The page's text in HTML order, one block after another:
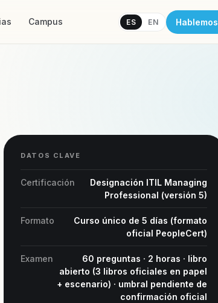
Campus ES EN Hablemos
DATOS CLAVE
Certificación
Designación ITIL Managing
Professional (versión 5)
Formato
Curso único de 5 días (formato
oficial PeopleCert)
Examen
60 preguntas · 2 horas · libro
abierto (3 libros oficiales en papel
+ escenario) · umbral pendiente de
confirmación oficial